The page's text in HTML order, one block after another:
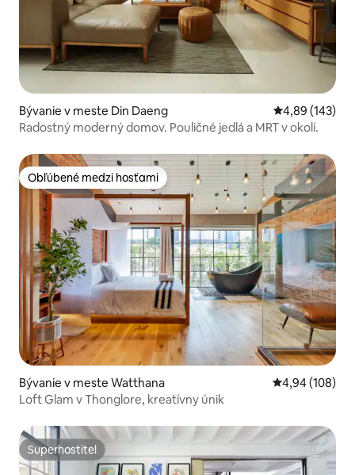
Bývanie v meste Din Daeng Priemerné
4,89 (143)
Radostný moderný domov. Pouličné jedlá a MRT v okolí.
Obľúbené medzi hosťami
Obľúbené medzi hosťami
Bývanie v meste Watthana Priemerné
4,94 (108)
Loft Glam v Thonglore, kreatívny únik
Superhostiteľ
Superhostiteľ